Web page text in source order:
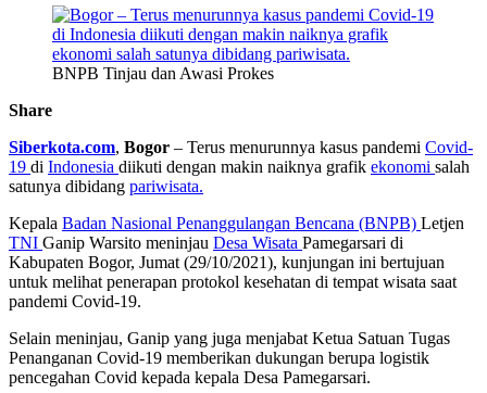
BNPB Tinjau dan Awasi Prokes
Share
Siberkota.com, Bogor – Terus menurunnya kasus pandemi Covid-
19 di Indonesia diikuti dengan makin naiknya grafik ekonomi salah
satunya dibidang pariwisata.
Kepala Badan Nasional Penanggulangan Bencana (BNPB) Letjen
TNI Ganip Warsito meninjau Desa Wisata Pamegarsari di
Kabupaten Bogor, Jumat (29/10/2021), kunjungan ini bertujuan
untuk melihat penerapan protokol kesehatan di tempat wisata saat
pandemi Covid-19.
Selain meninjau, Ganip yang juga menjabat Ketua Satuan Tugas
Penanganan Covid-19 memberikan dukungan berupa logistik
pencegahan Covid kepada kepala Desa Pamegarsari.